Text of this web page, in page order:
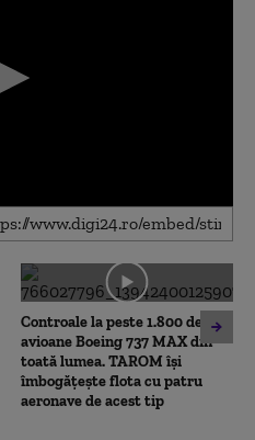
Controale la peste 1.800 de
avioane Boeing 737 MAX din
toată lumea. TAROM își
îmbogățește flota cu patru
aeronave de acest tip